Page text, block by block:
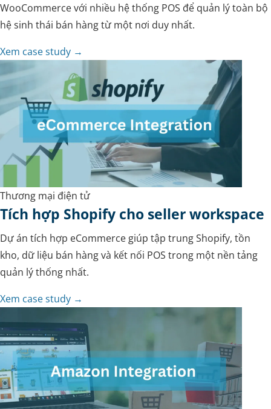
WooCommerce với nhiều hệ thống POS để quản lý toàn bộ
hệ sinh thái bán hàng từ một nơi duy nhất.
Xem case study →
Thương mại điện tử
Tích hợp Shopify cho seller workspace
Dự án tích hợp eCommerce giúp tập trung Shopify, tồn
kho, dữ liệu bán hàng và kết nối POS trong một nền tảng
quản lý thống nhất.
Xem case study →